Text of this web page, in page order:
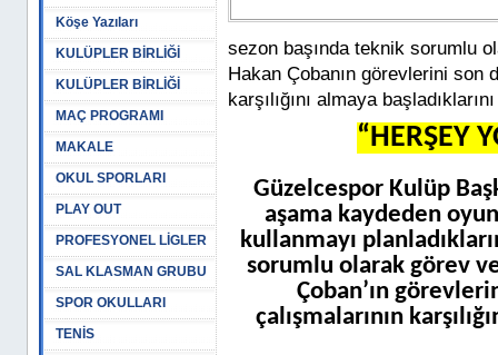
Köşe Yazıları
KULÜPLER BİRLİĞİ
KULÜPLER BİRLİĞİ
MAÇ PROGRAMI
MAKALE
OKUL SPORLARI
PLAY OUT
PROFESYONEL LİGLER
SAL KLASMAN GRUBU
SPOR OKULLARI
TENİS
sezon başında teknik sorumlu
Hakan Çobanın görevlerini son
karşılığını almaya
“HERŞEY
Güzelcespor Kulüp
aşama kaydeden
kullanmayı
sorumlu olarak görev
Çoban’ın
çalışmalarının